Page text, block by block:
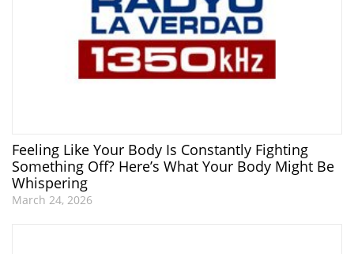
Feeling Like Your Body Is Constantly Fighting
Something Off? Here’s What Your Body Might Be
Whispering
March 24, 2026